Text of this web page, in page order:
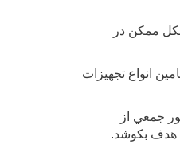
ممکن در
انواع تجهيزات
جمعي از
هدف بکوشد.